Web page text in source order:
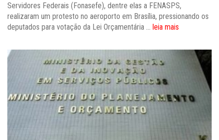
Servidores Federais (Fonasefe), dentre elas a FENASPS,
realizaram um protesto no aeroporto em Brasília, pressionando os
deputados para votação da Lei Orçamentária ... leia mais